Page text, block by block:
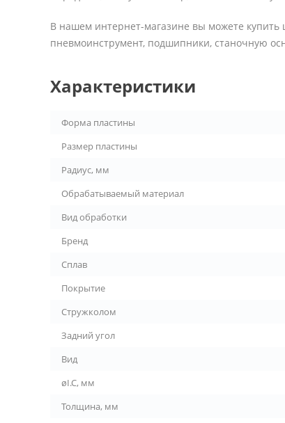
В нашем интернет-магазине вы можете
пневмоинструмент, подшипники, станочную
Характеристики
Форма пластины
Размер пластины
Радиус, мм
Обрабатываемый материал
Вид обработки
Бренд
Сплав
Покрытие
Стружколом
Задний угол
Вид
øI.C, мм
Толщина, мм